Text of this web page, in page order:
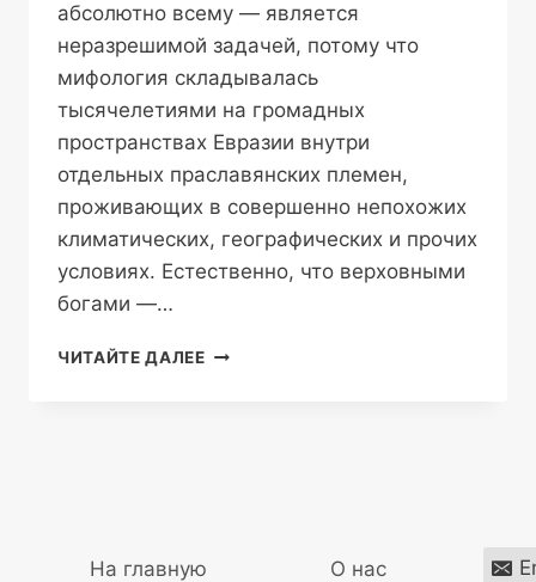
абсолютно всему — является
неразрешимой задачей, потому что
мифология складывалась
тысячелетиями на громадных
пространствах Евразии внутри
отдельных праславянских племен,
проживающих в совершенно непохожих
климатических, географических и прочих
условиях. Естественно, что верховными
богами —…
ЧИТАЙТЕ ДАЛЕЕСЛАВЯНСКИЙ
На главную О нас